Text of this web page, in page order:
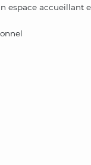
espace accueillant